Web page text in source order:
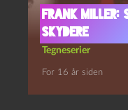
Frank Miller:
Skydere
Tegneserier
For 16 år siden